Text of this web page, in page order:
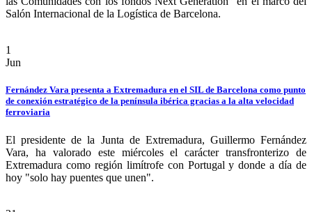
Salón Internacional de la Logística de Barcelona.
1
Jun
Fernández Vara presenta a Extremadura en el SIL de Barcelona como punto
de conexión estratégico de la península ibérica gracias a la alta velocidad
ferroviaria
El presidente de la Junta de Extremadura, Guillermo Fernández
Vara, ha valorado este miércoles el carácter transfronterizo de
Extremadura como región limítrofe con Portugal y donde a día de
hoy "solo hay puentes que unen".